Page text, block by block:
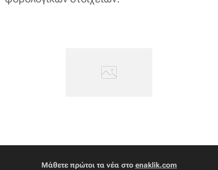
Μάθετε πρώτοι τα νέα στο enaklik.com